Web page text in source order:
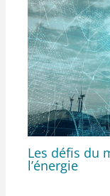
Les défis du
l’énergie